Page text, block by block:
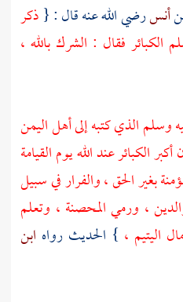
أنسرضي الله عنه قال : {ذكر
الكبائر فقال : الشرك بالله ،
وسلم الذي كتبه إلى أهلاليمن
أكبر الكبائر عند الله يوم القيامة
بغير الحق ، والفرار في سبيل
، ورمي المحصنة ، وتعلم
اليتيم ، } الحديث رواه ابن